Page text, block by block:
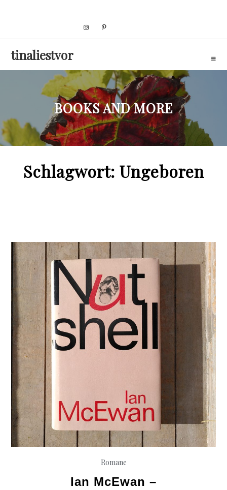
tinaliestvor
BOOKS AND MORE
Schlagwort: Ungeboren
Romane
Ian McEwan –